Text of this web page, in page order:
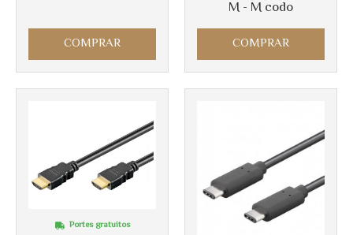
COMPRAR
M - M codo
COMPRAR
Portes gratuitos